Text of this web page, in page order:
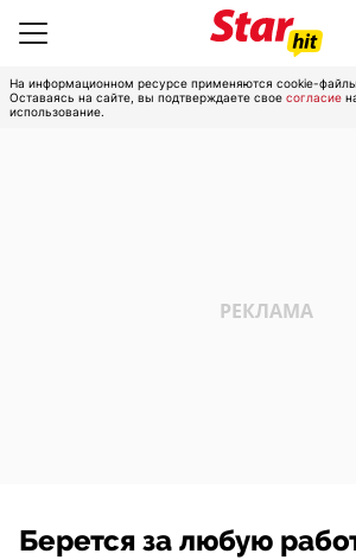
На информационном ресурсе применяются cookie-
Оставаясь на сайте, вы подтверждаете свое согласие
использование.
Берется за любую